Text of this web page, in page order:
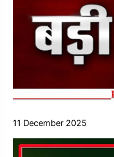
11 December 2025